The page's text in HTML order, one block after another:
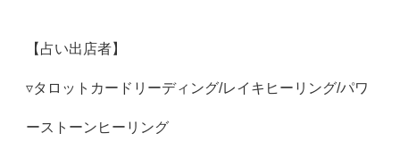
【占い出店者】
▿タロットカードリーディング/レイキヒーリング/パワ
ーストーンヒーリング